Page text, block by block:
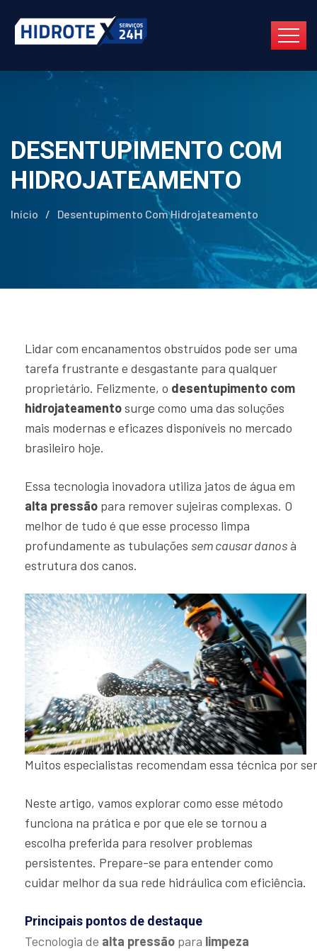
DESENTUPIMENTO COM
HIDROJATEAMENTO
Início / Desentupimento Com Hidrojateamento
Lidar com encanamentos obstruídos pode ser uma
tarefa frustrante e desgastante para qualquer
proprietário. Felizmente, o desentupimento com
hidrojateamentosurge como uma das soluções
mais modernas e eficazes disponíveis no mercado
brasileiro hoje.
Essa tecnologia inovadora utiliza jatos de água em
alta pressão para remover sujeiras complexas. O
melhor de tudo é que esse processo limpa
profundamente as tubulações sem causar danosà
estrutura dos canos.
Muitos especialistas recomendam essa técnica por
Neste artigo, vamos explorar como esse método
funciona na prática e por que ele se tornou a
escolha preferida para resolver problemas
persistentes. Prepare-se para entender como
cuidar melhor da sua rede hidráulica com eficiência.
Principais pontos de destaque
Tecnologia de alta pressão para limpeza